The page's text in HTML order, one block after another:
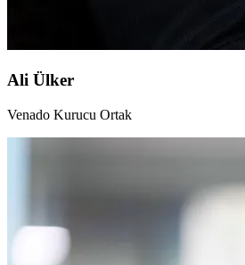
Ali Ülker
Venado Kurucu Ortak